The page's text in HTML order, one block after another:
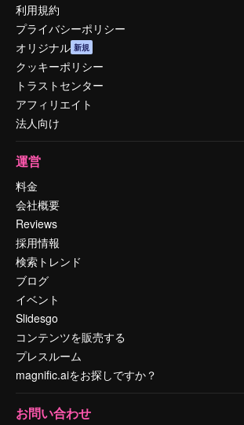
利用規約
プライバシーポリシー
オリジナル 新規
クッキーポリシー
トラストセンター
アフィリエイト
法人向け
運営
料金
会社概要
Reviews
採用情報
検索トレンド
ブログ
イベント
Slidesgo
コンテンツを販売する
プレスルーム
magnific.aiをお探しですか？
お問い合わせ